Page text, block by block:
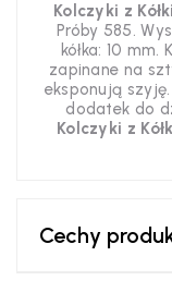
Kolczyki z
Próby 585.
kółka: 10
zapinane na
eksponują
dodatek do
Kolczyki z
Cechy